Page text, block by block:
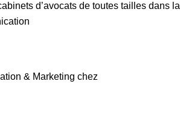
d’avocats de toutes tailles dans la
& Marketing chez